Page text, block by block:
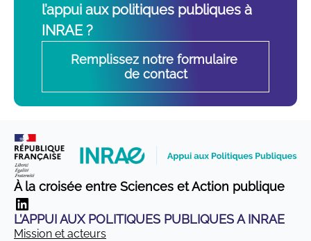
l’appui aux politiques publiques à
INRAE ?
Remplissez notre formulaire
de contact
À la croisée entre Sciences et Action publique
LinkedIn
L’APPUI AUX POLITIQUES PUBLIQUES A INRAE
Mission et acteurs